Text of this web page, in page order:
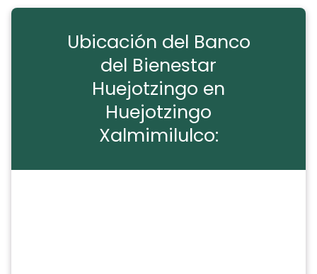
Ubicación del Banco
del Bienestar
Huejotzingo en
Huejotzingo
Xalmimilulco: